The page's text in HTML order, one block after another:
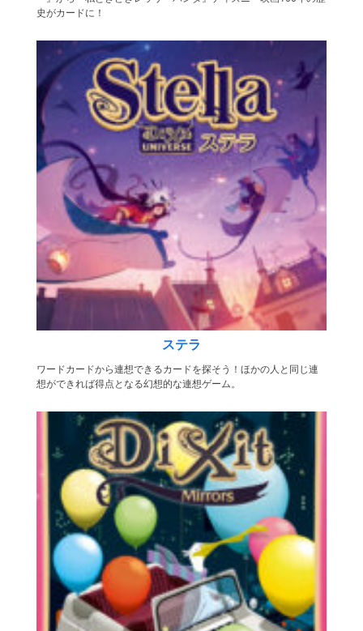
史がカードに！
ステラ
ワードカードから連想できるカードを探そう！ほかの人と同じ連
想ができれば得点となる幻想的な連想ゲーム。